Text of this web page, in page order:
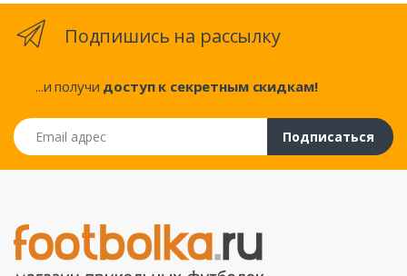
Подпишись на рассылку
...и получи доступ к секретным скидкам!
Email адрес
Подписаться